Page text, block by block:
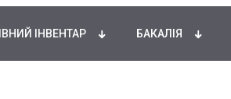
ІНВЕНТАР БАКАЛІЯ